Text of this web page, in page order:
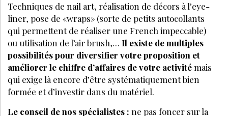
Techniques de nail art, réalisation de décors à l’eye-
liner, pose de «wraps» (sorte de petits autocollants
qui permettent de réaliser une French impeccable)
ou utilisation de l’air brush,… Il existe de multiples
possibilités pour diversifier votre proposition et
améliorer le chiffre d’affaires de votre activitémais
qui exige là encore d’être systématiquement bien
formée et d’investir dans du matériel.
Le conseil de nos spécialistes : ne pas foncer sur la